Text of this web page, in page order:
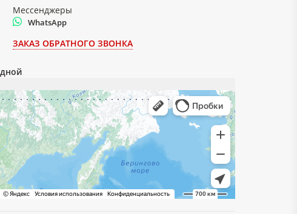
Мессенджеры
WhatsApp
ЗАКАЗ ОБРАТНОГО ЗВОНКА